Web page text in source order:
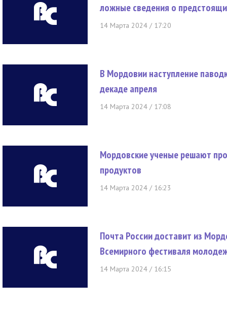
ложные сведения о
14 Марта 2024 / 17:20
В Мордовии наступление
декаде апреля
14 Марта 2024 / 17:08
Мордовские ученые решают
продуктов
14 Марта 2024 / 16:23
Почта России доставит из
Всемирного фестиваля
14 Марта 2024 / 16:15